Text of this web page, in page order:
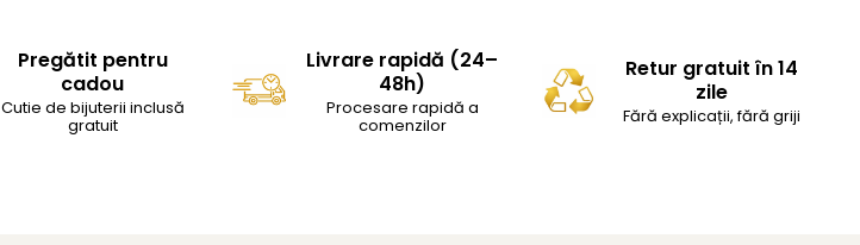
Pregătit pentru
cadou
Cutie de bijuterii inclusă
gratuit
Livrare rapidă (24–
48h)
Procesare rapidă a
comenzilor
Retur gratuit în 14
zile
Fără explicații, fără griji